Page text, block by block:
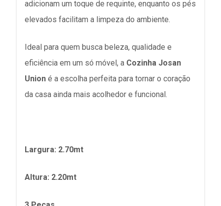
adicionam um toque de requinte, enquanto os pés
elevados facilitam a limpeza do ambiente.
Ideal para quem busca beleza, qualidade e
eficiência em um só móvel, a Cozinha Josan
Union é a escolha perfeita para tornar o coração
da casa ainda mais acolhedor e funcional.
Largura: 2.70mt
Altura: 2.20mt